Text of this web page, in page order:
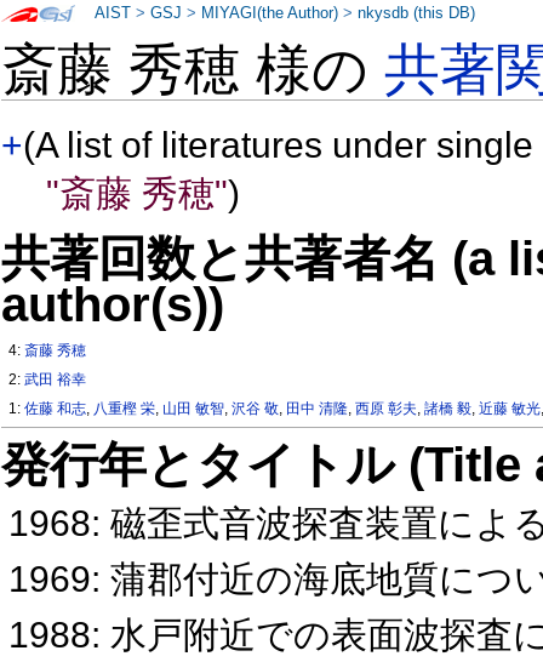
斎藤 秀穂 様の共著
+(A list of literatures under
"斎藤 秀穂")
共著回数と共著者名 (a
author(s))
4:斎藤 秀穂
2:武田 裕幸
1:佐藤 和志, 八重樫 栄, 山田 敏智,沢谷 敬, 田中 清隆,西原 彰夫,諸橋 毅,近藤 敏光
発行年とタイトル
1968: 磁歪式音波探査装置によ
1969: 蒲郡付近の海底地質につ
1988: 水戸附近での表面波探査
AIST >GSJ > MIYAGI(the Author) >nkysdb (this DB)